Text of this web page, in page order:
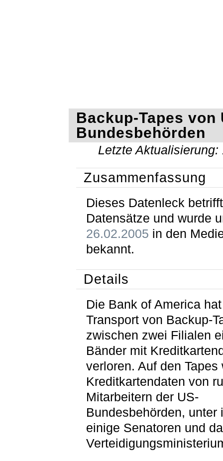
Backup-Tapes von
Bundesbehörden
Letzte Aktualisierung:
Zusammenfassung
Dieses Datenleck
Datensätze und wurde
26.02.2005 in den
bekannt.
Details
Die Bank of America
Transport von Backup-
zwischen zwei Filialen
Bänder mit
verloren. Auf den Tapes
Kreditkartendaten von
Mitarbeitern der US-
Bundesbehörden, unter
einige Senatoren und